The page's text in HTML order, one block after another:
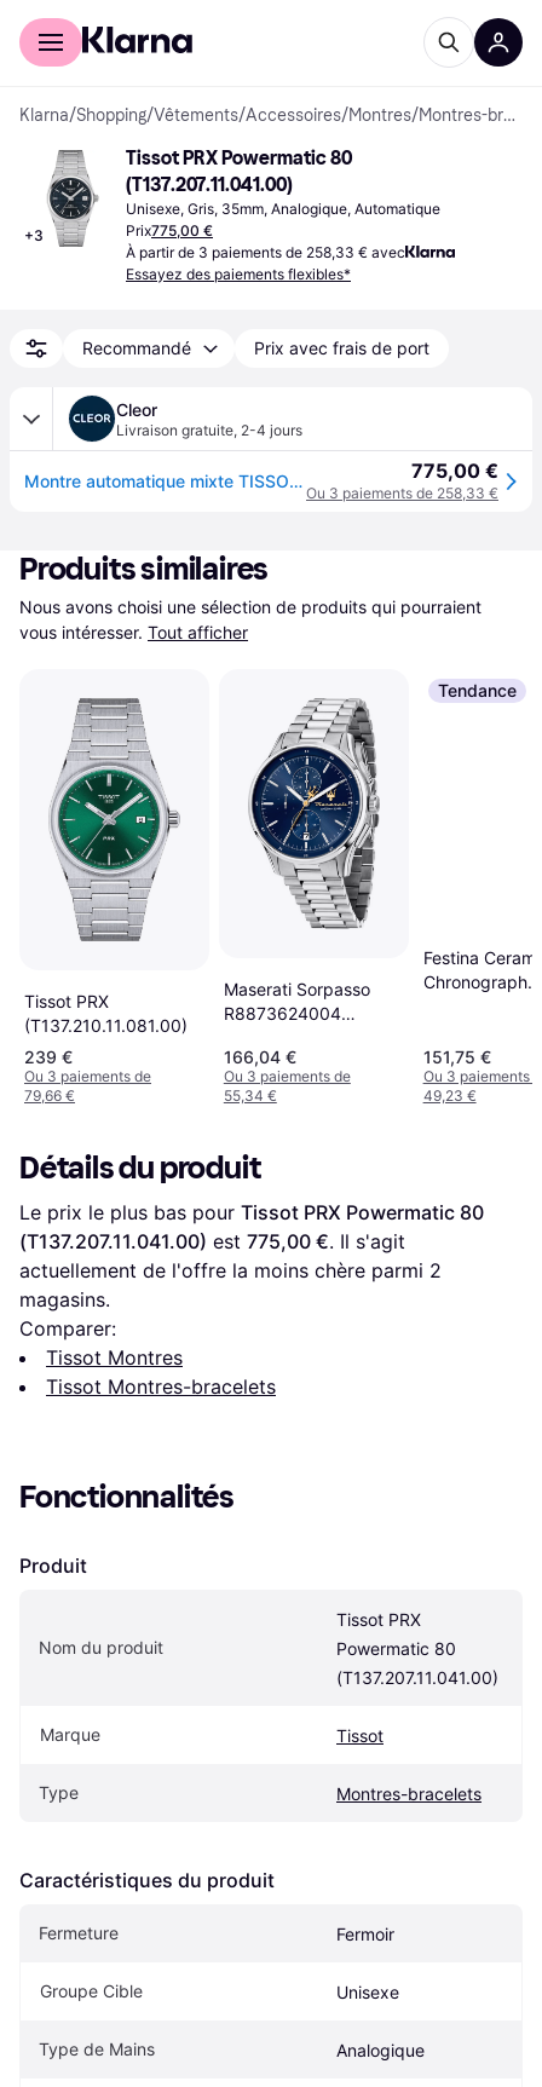
Acheter avec Klarna
Klarna/Shopping/Vêtements/Accessoires/Montres/ Montres-bracelets
+3
Tissot PRX Powermatic 80
(T137.207.11.041.00)
Unisexe, Gris, 35mm, Analogique, Automatique
Prix775,00 €
À partir de 3 paiements de 258,33 € avec
Essayez des paiements flexibles*
Recommandé Prix avec frais de port
Cleor
Livraison gratuite, 2-4 jours
Montre automatique mixte TISSOT PRX Bleu 35mm - Acier inoxydable 775,00 €
Ou 3 paiements de 258,33 €
Produits similaires
Nous avons choisi une sélection de produits qui pourraient
vous intéresser. Tout afficher
Tissot PRX
(T137.210.11.081.00)
239 €
Ou 3 paiements de
79,66 €
Maserati Sorpasso
R8873624004
166,04 €
Ou 3 paiements de
55,34 €
Tendance
Festina
Chronograph
151,75 €
Ou 3 paiements
49,23 €
Détails du produit
Le prix le plus bas pour Tissot PRX Powermatic 80
(T137.207.11.041.00) est 775,00 €. Il s'agit
actuellement de l'offre la moins chère parmi 2
magasins.
Comparer:
Tissot Montres
Tissot Montres-bracelets
Fonctionnalités
Produit
Nom du produit
Tissot PRX
Powermatic 80
(T137.207.11.041.00)
Marque Tissot
Type Montres-bracelets
Caractéristiques du produit
Fermeture Fermoir
Groupe Cible Unisexe
Type de Mains Analogique